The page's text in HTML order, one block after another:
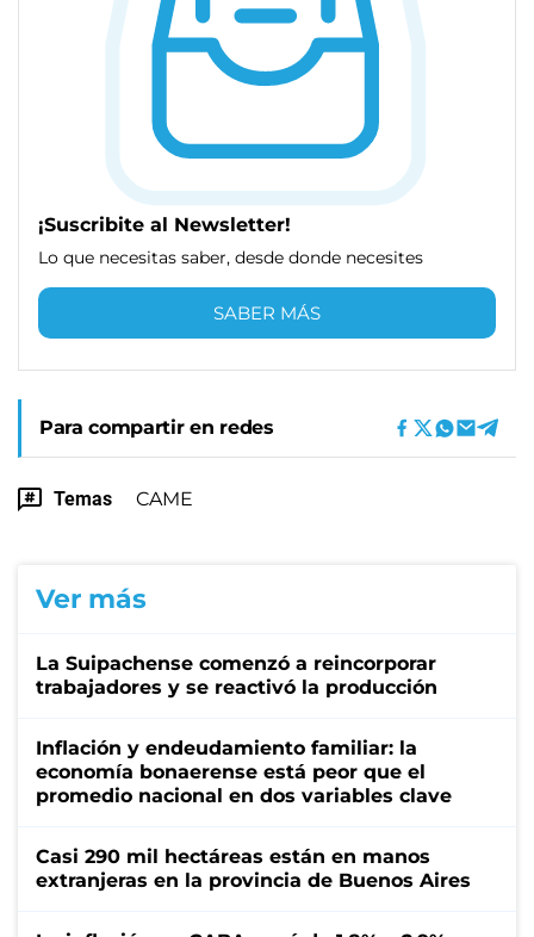
¡Suscribite al Newsletter!
Lo que necesitas saber, desde donde necesites
SABER MÁS
Para compartir en redes
Temas CAME
Ver más
La Suipachense comenzó a reincorporar
trabajadores y se reactivó la producción
Inflación y endeudamiento familiar: la
economía bonaerense está peor que el
promedio nacional en dos variables clave
Casi 290 mil hectáreas están en manos
extranjeras en la provincia de Buenos Aires